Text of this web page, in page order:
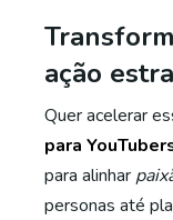
ação
Quer acelerar
para
para alinhar
personas até